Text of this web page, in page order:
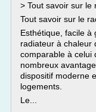
> Tout savoir sur le
Tout savoir sur le
Esthétique, facile à
radiateur à chaleur
comparable à celui
nombreux
dispositif moderne
logements.
Le...